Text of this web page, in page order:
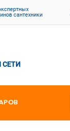
сантехники